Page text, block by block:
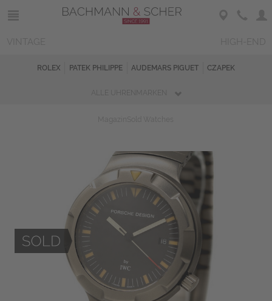
ROLEX PATEK PHILIPPE AUDEMARS PIGUET CZAPEK